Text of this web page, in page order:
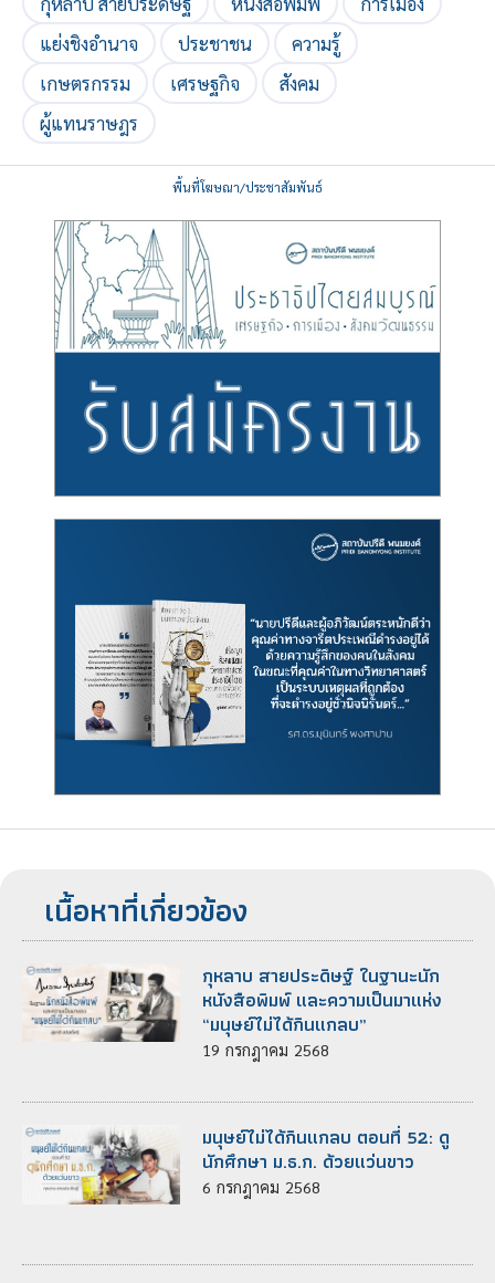
แย่งชิงอำนาจ
ประชาชน
ความรู้
เกษตรกรรม
เศรษฐกิจ
สังคม
ผู้แทนราษฎร
พื้นที่โฆษณา/ประชาสัมพันธ์
เนื้อหาที่เกี่ยวข้อง
กุหลาบ สายประดิษฐ์ ในฐานะนัก
หนังสือพิมพ์ และความเป็นมาแห่ง
“มนุษย์ไม่ได้กินแกลบ”
19 กรกฎาคม 2568
มนุษย์ไม่ได้กินแกลบ ตอนที่ 52: ดู
นักศึกษา ม.ธ.ก. ด้วยแว่นขาว
6 กรกฎาคม 2568